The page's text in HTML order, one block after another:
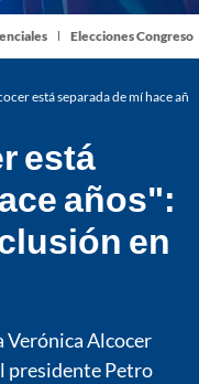
Elecciones Congreso
está separada de mí hace
está
años":
en
Verónica Alcocer
presidente Petro